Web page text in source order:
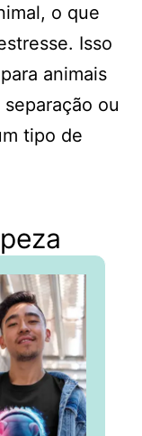
o que
Isso
animais
ou
tipo de